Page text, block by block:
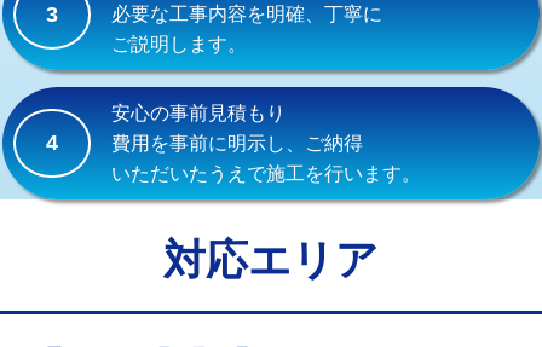
持込商品取付（混合水栓） 16,500円
持込商品取付（浄水器・分岐水栓） 16,500円
給水管工事※（ホール加工)
給水管工事※（バンド止め) 3,300円
給水管工事※（保温材使用（バンド止
5,500円
3
必要な工事内容を明確、丁寧に
ご説明します。
4
安心の事前見積もり
費用を事前に明示し、ご納得
いただいたうえで施工を行います。
対応エリア